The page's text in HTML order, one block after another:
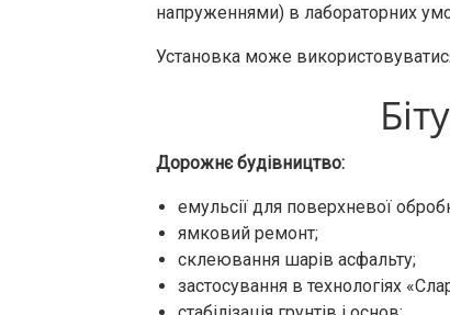
напруженнями) в лабораторних
Установка може
Дорожнє будівництво:
емульсії для поверхневої
ямковий ремонт;
склеювання шарів асфальту;
застосування в технологіях